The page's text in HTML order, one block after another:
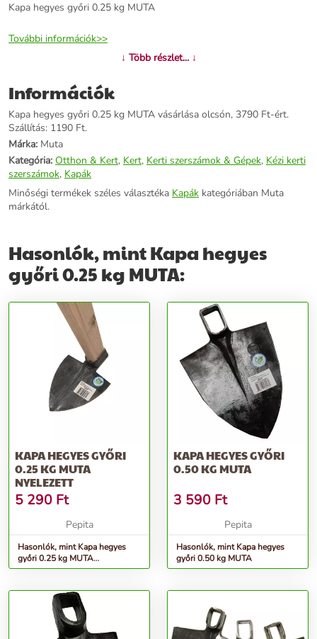
Kapa hegyes győri 0.25 kg MUTA
További információk>>
↓ Több részlet... ↓
Információk
Kapa hegyes győri 0.25 kg MUTA vásárlása olcsón, 3790 Ft-ért.
Szállítás: 1190 Ft.
Márka: Muta
Kategória: Otthon & Kert, Kert, Kerti szerszámok & Gépek, Kézi kerti
szerszámok, Kapák
Minőségi termékek széles választéka Kapák kategóriában Muta
márkától.
Hasonlók, mint Kapa hegyes
győri 0.25 kg MUTA:
KAPA HEGYES GYŐRI
0.25 KG MUTA
NYELEZETT
5 290 Ft
Pepita
Hasonlók, mint Kapa hegyes
győri 0.25 kg MUTA
NYELEZETT
KAPA HEGYES GYŐRI
0.50 KG MUTA
3 590 Ft
Pepita
Hasonlók, mint Kapa hegyes
győri 0.50 kg MUTA